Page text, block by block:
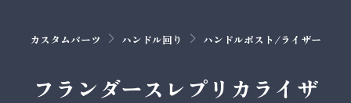
カスタムパーツ ハンドル回り ハンドルポスト/ライザー
フランダースレプリカライザ